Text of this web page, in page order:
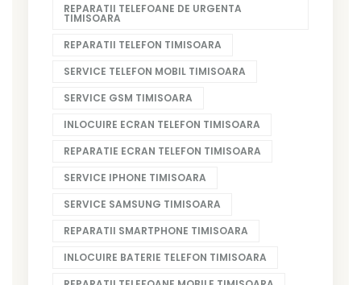
REPARATII TELEFOANE DE URGENTA
TIMISOARA
REPARATII TELEFON TIMISOARA
SERVICE TELEFON MOBIL TIMISOARA
SERVICE GSM TIMISOARA
INLOCUIRE ECRAN TELEFON TIMISOARA
REPARATIE ECRAN TELEFON TIMISOARA
SERVICE IPHONE TIMISOARA
SERVICE SAMSUNG TIMISOARA
REPARATII SMARTPHONE TIMISOARA
INLOCUIRE BATERIE TELEFON TIMISOARA